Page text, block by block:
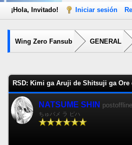
¡Hola, Invitado! Iniciar sesión
Wing Zero Fansub GENERAL
RSD: Kimi ga Aruji de Shitsuji ga Ore
NATSUME SHIN postoffline
ちゅパメ ラ ピハ